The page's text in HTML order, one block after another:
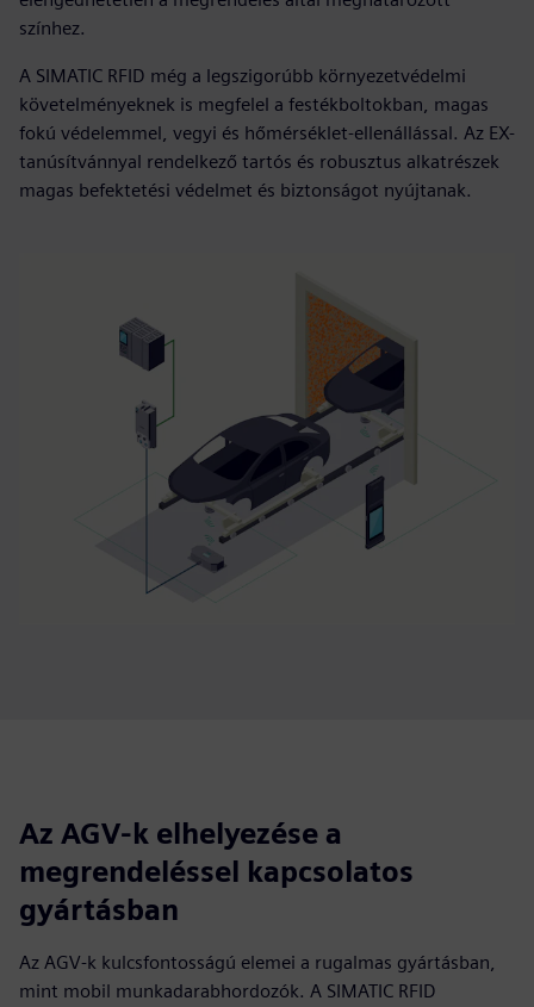
színhez.
A SIMATIC RFID még a legszigorúbb környezetvédelmi
követelményeknek is megfelel a festékboltokban, magas
fokú védelemmel, vegyi és hőmérséklet-ellenállással. Az EX-
tanúsítvánnyal rendelkező tartós és robusztus alkatrészek
magas befektetési védelmet és biztonságot nyújtanak.
Az AGV-k elhelyezése a
megrendeléssel kapcsolatos
gyártásban
Az AGV-k kulcsfontosságú elemei a rugalmas gyártásban,
mint mobil munkadarabhordozók. A SIMATIC RFID